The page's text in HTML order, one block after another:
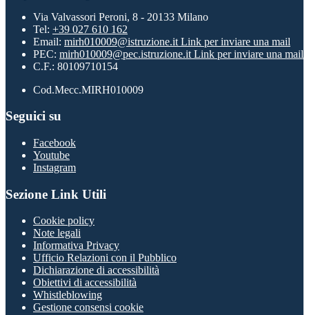
Via Valvassori Peroni, 8 - 20133 Milano
Tel: +39 027 610 162
Email: mirh010009@istruzione.it Link per inviare una mail
PEC: mirh010009@pec.istruzione.it Link per inviare una mail
C.F.: 80109710154
Cod.Mecc.MIRH010009
Seguici su
Facebook
Youtube
Instagram
Sezione Link Utili
Cookie policy
Note legali
Informativa Privacy
Ufficio Relazioni con il Pubblico
Dichiarazione di accessibilità
Obiettivi di accessibilità
Whistleblowing
Gestione consensi cookie